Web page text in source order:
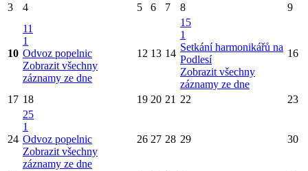
3 4 5 6 7 8 9
10
11
1
Odvoz popelnic
Zobrazit všechny
záznamy ze dne
12 13 14
15
1
Setkání harmonikářů na
Podlesí
Zobrazit všechny
záznamy ze dne
16
17 18 19 20 21 22 23
24
25
1
Odvoz popelnic
Zobrazit všechny
záznamy ze dne
26 27 28 29 30